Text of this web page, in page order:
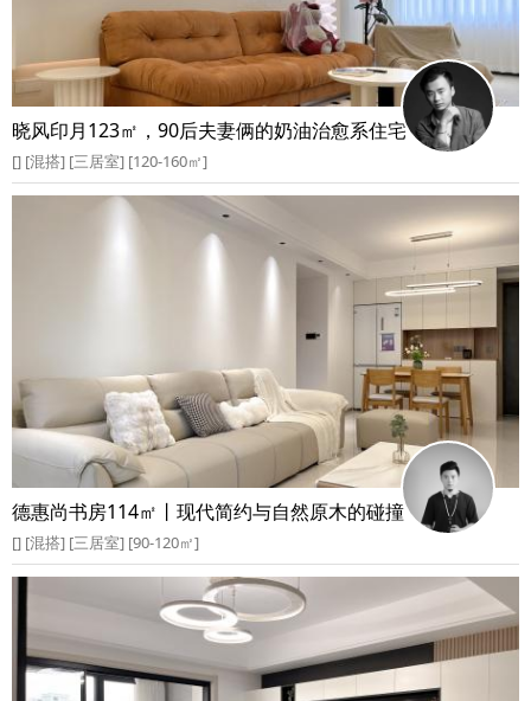
晓风印月123㎡，90后夫妻俩的奶油治愈系住宅
[] [混搭] [三居室] [120-160㎡]
德惠尚书房114㎡丨现代简约与自然原木的碰撞
[] [混搭] [三居室] [90-120㎡]